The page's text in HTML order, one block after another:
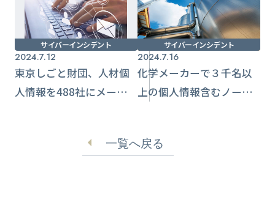
サイバーインシデント
2024.7.12
東京しごと財団、人材個
人情報を488社にメール誤
サイバーインシデント
2024.7.16
化学メーカーで３千名以
上の個人情報含むノート
一覧へ戻る